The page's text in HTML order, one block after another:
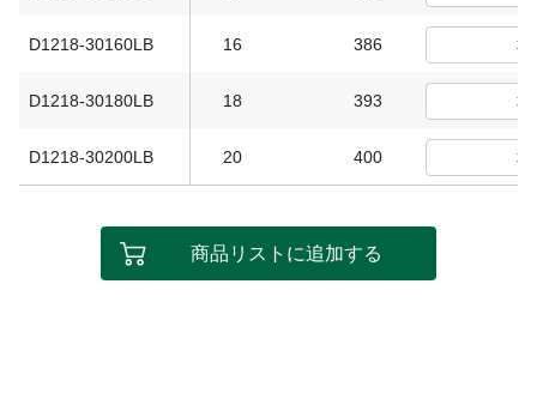
D1218-30160LB 16 386
D1218-30180LB 18 393
D1218-30200LB 20 400
商品リストに追加する